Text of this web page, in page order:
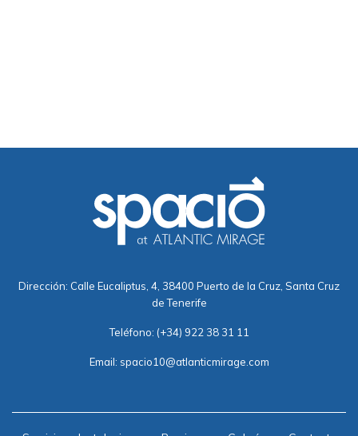
Dirección: Calle Eucaliptus, 4, 38400 Puerto de la Cruz, Santa Cruz
de Tenerife
Teléfono: (+34) 922 38 31 11
Email: spacio10@atlanticmirage.com